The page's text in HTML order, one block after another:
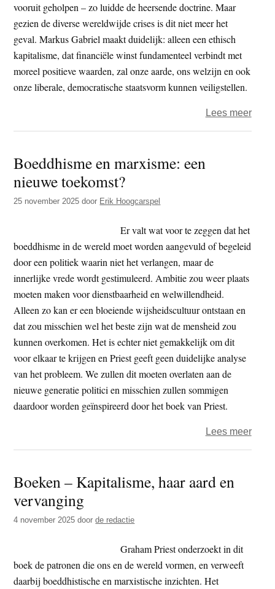
vooruit geholpen – zo luidde de heersende doctrine. Maar
gezien de diverse wereldwijde crises is dit niet meer het
geval. Markus Gabriel maakt duidelijk: alleen een ethisch
kapitalisme, dat financiële winst fundamenteel verbindt met
moreel positieve waarden, zal onze aarde, ons welzijn en ook
onze liberale, democratische staatsvorm kunnen veiligstellen.
Lees meerover
Boeddhisme en marxisme: een
nieuwe toekomst?
25 november 2025 door Erik Hoogcarspel
Er valt wat voor te zeggen dat het
boeddhisme in de wereld moet worden aangevuld of begeleid
door een politiek waarin niet het verlangen, maar de
innerlijke vrede wordt gestimuleerd. Ambitie zou weer plaats
moeten maken voor dienstbaarheid en welwillendheid.
Alleen zo kan er een bloeiende wijsheidscultuur ontstaan en
dat zou misschien wel het beste zijn wat de mensheid zou
kunnen overkomen. Het is echter niet gemakkelijk om dit
voor elkaar te krijgen en Priest geeft geen duidelijke analyse
van het probleem. We zullen dit moeten overlaten aan de
nieuwe generatie politici en misschien zullen sommigen
daardoor worden geïnspireerd door het boek van Priest.
Lees meerover
Boeken – Kapitalisme, haar aard en
vervanging
4 november 2025 doorde redactie
Graham Priest onderzoekt in dit
boek de patronen die ons en de wereld vormen, en verweeft
daarbij boeddhistische en marxistische inzichten. Het